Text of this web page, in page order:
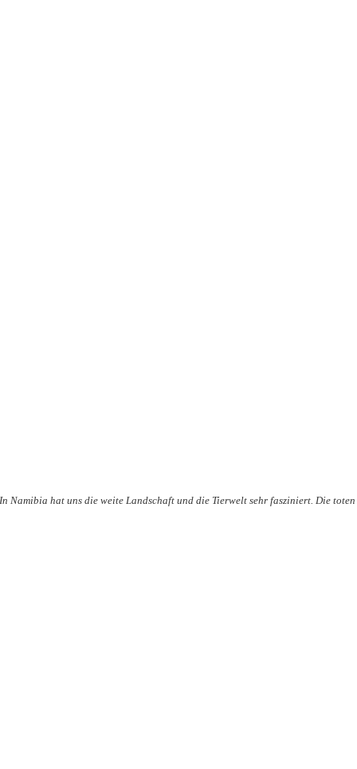
In Namibia hat uns die weite Landschaft und die Tierwelt sehr fasziniert. Die